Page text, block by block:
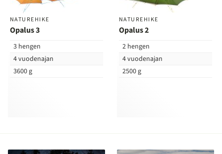
NATUREHIKE
Opalus 3
3 hengen
4 vuodenajan
3600 g
NATUREHIKE
Opalus 2
2 hengen
4 vuodenajan
2500 g